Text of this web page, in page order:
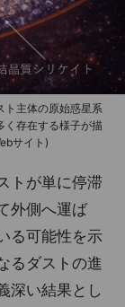
ト主体の原始惑星系
く存在する様子が描
サイト)
トが単に停滞
外側へ運ば
る可能性を示
るダストの進
深い結果とし